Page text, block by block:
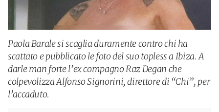
Paola Barale si scaglia duramente contro chi ha
scattato e pubblicato le foto del suo topless a Ibiza. A
darle man forte l’ex compagno Raz Degan che
colpevolizza Alfonso Signorini, direttore di “Chi”, per
l’accaduto.